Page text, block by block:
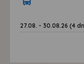
27.08. - 30.08.26 (4